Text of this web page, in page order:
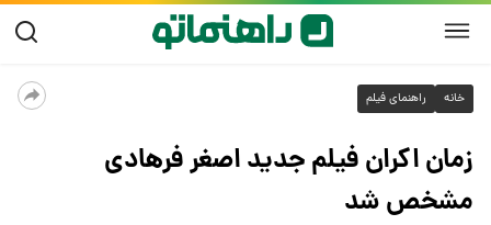
خانه راهنمای فیلم
زمان اکران فیلم جدید اصغر فرهادی
مشخص شد